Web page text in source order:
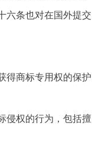
六条也对在国外提
得商标专用权的保
侵权的行为，包